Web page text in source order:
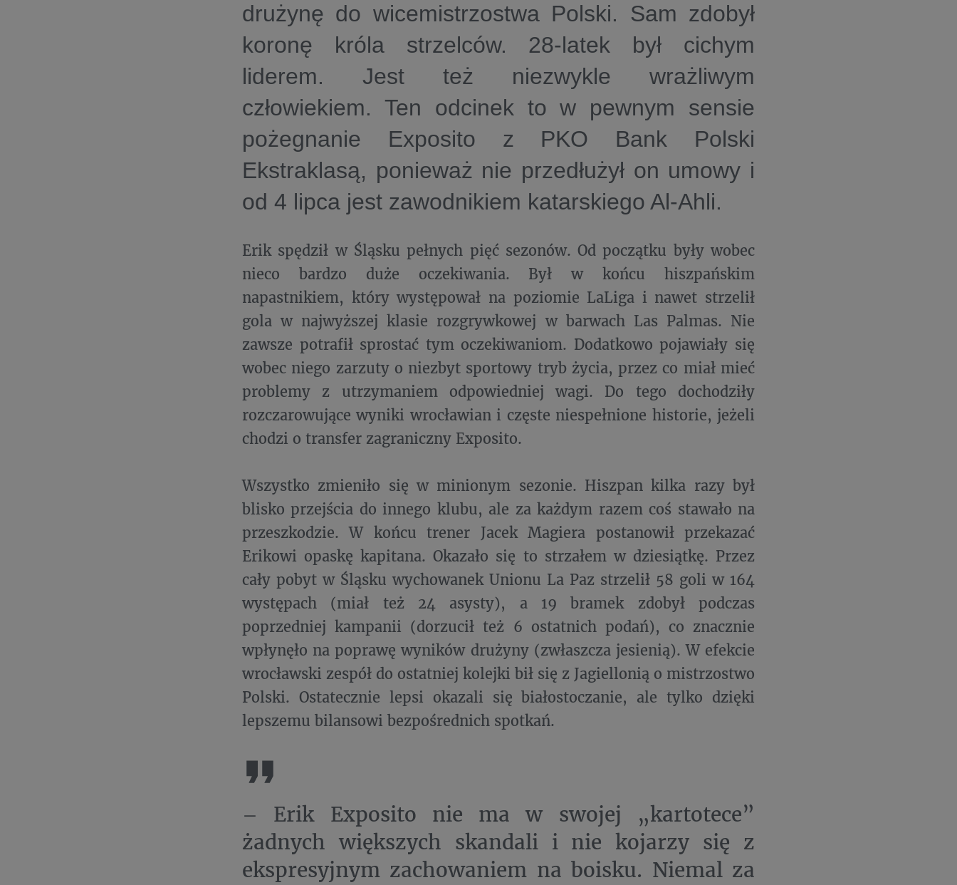
drużynę do wicemistrzostwa Polski. Sam zdobył
koronę króla strzelców. 28-latek był cichym
liderem. Jest też niezwykle wrażliwym
człowiekiem. Ten odcinek to w pewnym sensie
pożegnanie Exposito z PKO Bank Polski
Ekstraklasą, ponieważ nie przedłużył on umowy i
od 4 lipca jest zawodnikiem katarskiego Al-Ahli.
Erik spędził w Śląsku pełnych pięć sezonów. Od początku były wobec
nieco bardzo duże oczekiwania. Był w końcu hiszpańskim
napastnikiem, który występował na poziomie LaLiga i nawet strzelił
gola w najwyższej klasie rozgrywkowej w barwach Las Palmas. Nie
zawsze potrafił sprostać tym oczekiwaniom. Dodatkowo pojawiały się
wobec niego zarzuty o niezbyt sportowy tryb życia, przez co miał mieć
problemy z utrzymaniem odpowiedniej wagi. Do tego dochodziły
rozczarowujące wyniki wrocławian i częste niespełnione historie, jeżeli
chodzi o transfer zagraniczny Exposito.
Wszystko zmieniło się w minionym sezonie. Hiszpan kilka razy był
blisko przejścia do innego klubu, ale za każdym razem coś stawało na
przeszkodzie. W końcu trener Jacek Magiera postanowił przekazać
Erikowi opaskę kapitana. Okazało się to strzałem w dziesiątkę. Przez
cały pobyt w Śląsku wychowanek Unionu La Paz strzelił 58 goli w 164
występach (miał też 24 asysty), a 19 bramek zdobył podczas
poprzedniej kampanii (dorzucił też 6 ostatnich podań), co znacznie
wpłynęło na poprawę wyników drużyny (zwłaszcza jesienią). W efekcie
wrocławski zespół do ostatniej kolejki bił się z Jagiellonią o mistrzostwo
Polski. Ostatecznie lepsi okazali się białostoczanie, ale tylko dzięki
lepszemu bilansowi bezpośrednich spotkań.
– Erik Exposito nie ma w swojej „kartotece”
żadnych większych skandali i nie kojarzy się z
ekspresyjnym zachowaniem na boisku. Niemal za